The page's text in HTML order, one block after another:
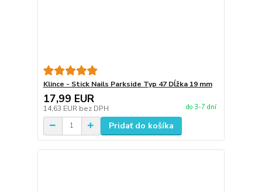
Klince - Stick Nails Parkside Typ 47 Dĺžka 19 mm
17,99 EUR
14,63 EUR bez DPH do 3-7 dní
Pridať do košíka